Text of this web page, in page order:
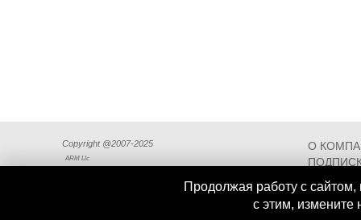
Продолжая работу с
с этим, измените
Copyright @2007-2025
ARM Llc
О
СХЕМА